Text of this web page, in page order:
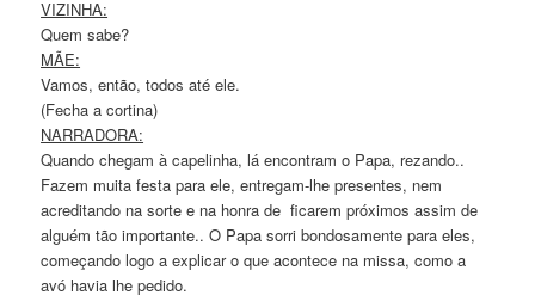
VIZINHA:
Quem sabe?
MÃE:
Vamos, então, todos até ele.
(Fecha a cortina)
NARRADORA:
Quando chegam à capelinha, lá encontram o Papa, rezando..
Fazem muita festa para ele, entregam-lhe presentes, nem
acreditando na sorte e na honra de ficarem próximos assim de
alguém tão importante.. O Papa sorri bondosamente para eles,
começando logo a explicar o que acontece na missa, como a
avó havia lhe pedido.